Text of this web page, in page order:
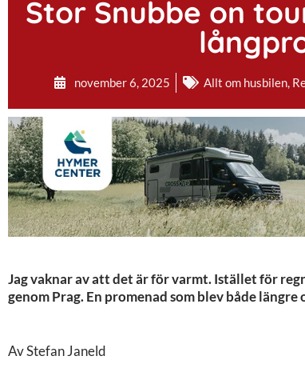
Stor Snubbe on
november 6, 2025 Allt om husbilen,
Jag vaknar av att det är för varmt. Istället för
genom Prag. En promenad som blev både
Av Stefan Janeld